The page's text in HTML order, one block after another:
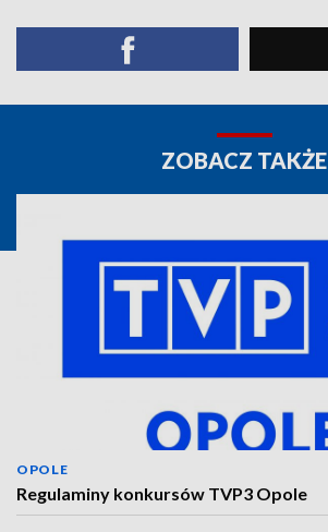
ZOBACZ TAKŻE
OPOLE
Regulaminy konkursów TVP3 Opole